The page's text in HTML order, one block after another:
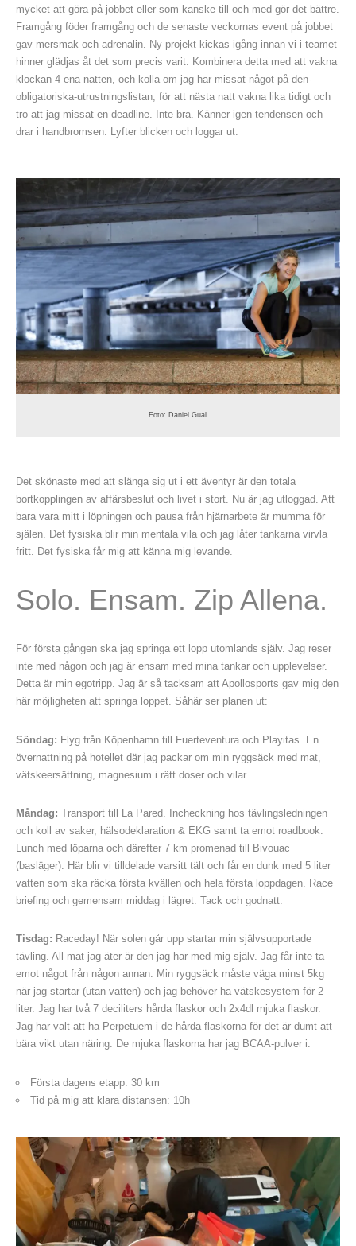
mycket att göra på jobbet eller som kanske till och med gör det bättre.
Framgång föder framgång och de senaste veckornas event på jobbet
gav mersmak och adrenalin. Ny projekt kickas igång innan vi i teamet
hinner glädjas åt det som precis varit. Kombinera detta med att vakna
klockan 4 ena natten, och kolla om jag har missat något på den-
obligatoriska-utrustningslistan, för att nästa natt vakna lika tidigt och
tro att jag missat en deadline. Inte bra. Känner igen tendensen och
drar i handbromsen. Lyfter blicken och loggar ut.
Foto: Daniel Gual
Det skönaste med att slänga sig ut i ett äventyr är den totala
bortkopplingen av affärsbeslut och livet i stort. Nu är jag utloggad. Att
bara vara mitt i löpningen och pausa från hjärnarbete är mumma för
själen. Det fysiska blir min mentala vila och jag låter tankarna virvla
fritt. Det fysiska får mig att känna mig levande.
Solo. Ensam. Zip Allena.
För första gången ska jag springa ett lopp utomlands själv. Jag reser
inte med någon och jag är ensam med mina tankar och upplevelser.
Detta är min egotripp. Jag är så tacksam att Apollosports gav mig den
här möjligheten att springa loppet. Såhär ser planen ut:
Söndag: Flyg från Köpenhamn till Fuerteventura och Playitas. En
övernattning på hotellet där jag packar om min ryggsäck med mat,
vätskeersättning, magnesium i rätt doser och vilar.
Måndag: Transport till La Pared. Incheckning hos tävlingsledningen
och koll av saker, hälsodeklaration & EKG samt ta emot roadbook.
Lunch med löparna och därefter 7 km promenad till Bivouac
(basläger). Här blir vi tilldelade varsitt tält och får en dunk med 5 liter
vatten som ska räcka första kvällen och hela första loppdagen. Race
briefing och gemensam middag i lägret. Tack och godnatt.
Tisdag: Raceday! När solen går upp startar min självsupportade
tävling. All mat jag äter är den jag har med mig själv. Jag får inte ta
emot något från någon annan. Min ryggsäck måste väga minst 5kg
när jag startar (utan vatten) och jag behöver ha vätskesystem för 2
liter. Jag har två 7 deciliters hårda flaskor och 2x4dl mjuka flaskor.
Jag har valt att ha Perpetuem i de hårda flaskorna för det är dumt att
bära vikt utan näring. De mjuka flaskorna har jag BCAA-pulver i.
Första dagens etapp: 30 km
Tid på mig att klara distansen: 10h